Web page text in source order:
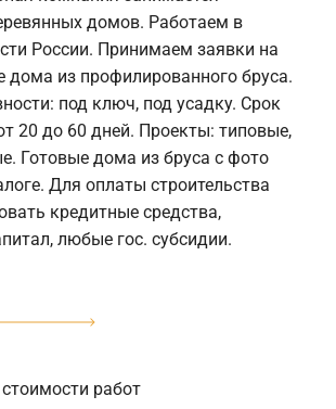
домов. Работаем в
России. Принимаем заявки на
дома из профилированного бруса.
под ключ, под усадку. Срок
20 до 60 дней. Проекты: типовые,
Готовые дома из бруса с фото
Для оплаты строительства
кредитные средства,
любые гос. субсидии.
работ